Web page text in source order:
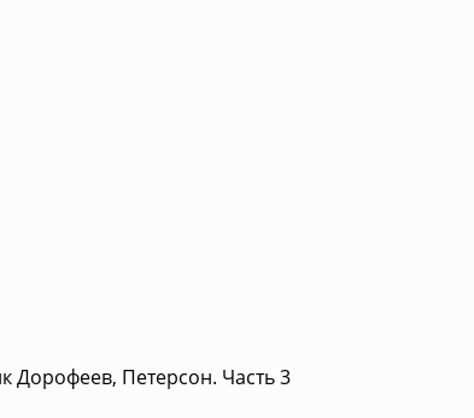
Дорофеев, Петерсон. Часть 3